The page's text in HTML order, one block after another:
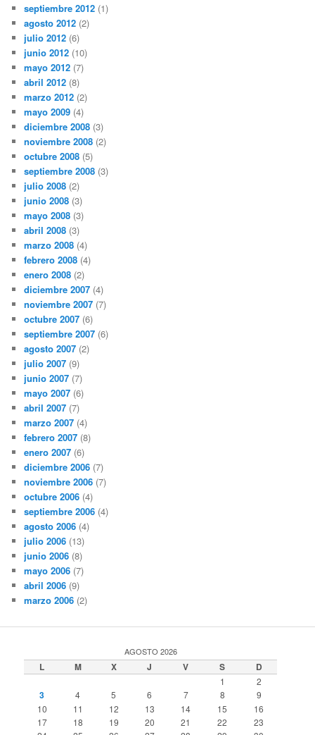
septiembre 2012 (1)
agosto 2012 (2)
julio 2012 (6)
junio 2012 (10)
mayo 2012 (7)
abril 2012 (8)
marzo 2012 (2)
mayo 2009 (4)
diciembre 2008 (3)
noviembre 2008 (2)
octubre 2008 (5)
septiembre 2008 (3)
julio 2008 (2)
junio 2008 (3)
mayo 2008 (3)
abril 2008 (3)
marzo 2008 (4)
febrero 2008 (4)
enero 2008 (2)
diciembre 2007 (4)
noviembre 2007 (7)
octubre 2007 (6)
septiembre 2007 (6)
agosto 2007 (2)
julio 2007 (9)
junio 2007 (7)
mayo 2007 (6)
abril 2007 (7)
marzo 2007 (4)
febrero 2007 (8)
enero 2007 (6)
diciembre 2006 (7)
noviembre 2006 (7)
octubre 2006 (4)
septiembre 2006 (4)
agosto 2006 (4)
julio 2006 (13)
junio 2006 (8)
mayo 2006 (7)
abril 2006 (9)
marzo 2006 (2)
AGOSTO 2026
L M X J V S D
1 2
3 4 5 6 7 8
9
10
11 12 13 14 15
16
17
18 19 20 21 22
23